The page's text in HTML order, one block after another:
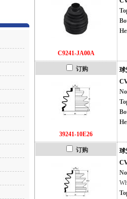
C9241-JA00A
订购
39241-10E26
球
订购
球